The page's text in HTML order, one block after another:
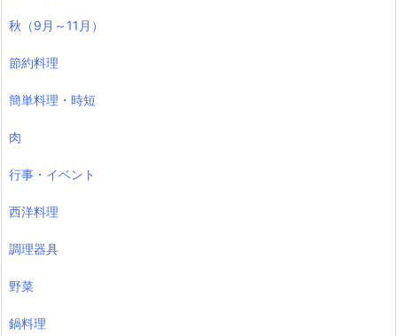
秋（9月～11月）
節約料理
簡単料理・時短
肉
行事・イベント
西洋料理
調理器具
野菜
鍋料理